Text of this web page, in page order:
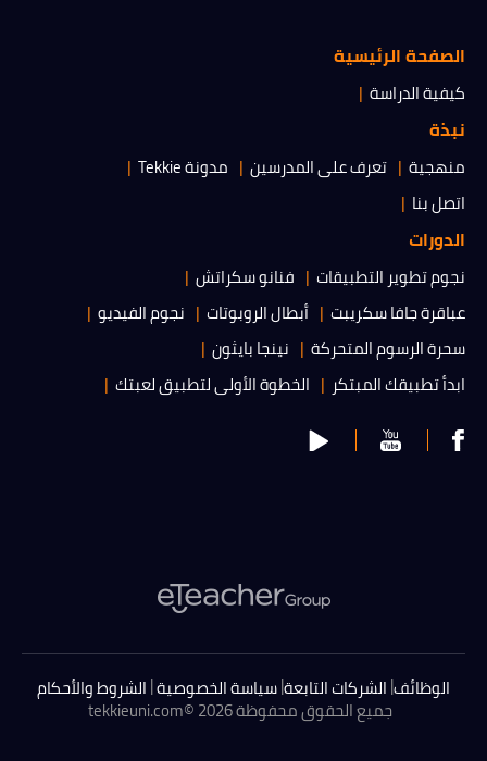
الصفحة الرئيسية
كيفية الدراسة
نبذة
منهجية تعرف على المدرسين
مدونة Tekkie
اتصل بنا
الدورات
نجوم تطوير التطبيقات
فنانو سكراتش
عباقرة جافا سكريبت
أبطال الروبوتات
نجوم الفيديو
سحرة الرسوم المتحركة
نينجا بايثون
ابدأ تطبيقك المبتكر
الخطوة الأولى لتطبيق لعبتك
جميع الحقوق محفوظة 2026 © tekkieuni.com
الشروط والأحكام|سياسة الخصوصية|الشركات التابعة|الوظائف